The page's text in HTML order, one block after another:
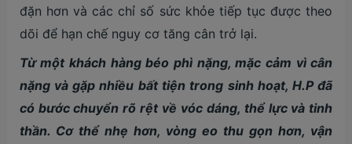
đặn hơn và các chỉ số sức khỏe tiếp tục được theo
dõi để hạn chế nguy cơ tăng cân trở lại.
Từ một khách hàng béo phì nặng, mặc cảm vì cân
nặng và gặp nhiều bất tiện trong sinh hoạt, H.P đã
có bước chuyển rõ rệt về vóc dáng, thể lực và tinh
thần. Cơ thể nhẹ hơn, vòng eo thu gọn hơn, vận